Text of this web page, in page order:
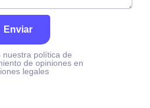
Enviar
nuestra política de
de opiniones en
legales